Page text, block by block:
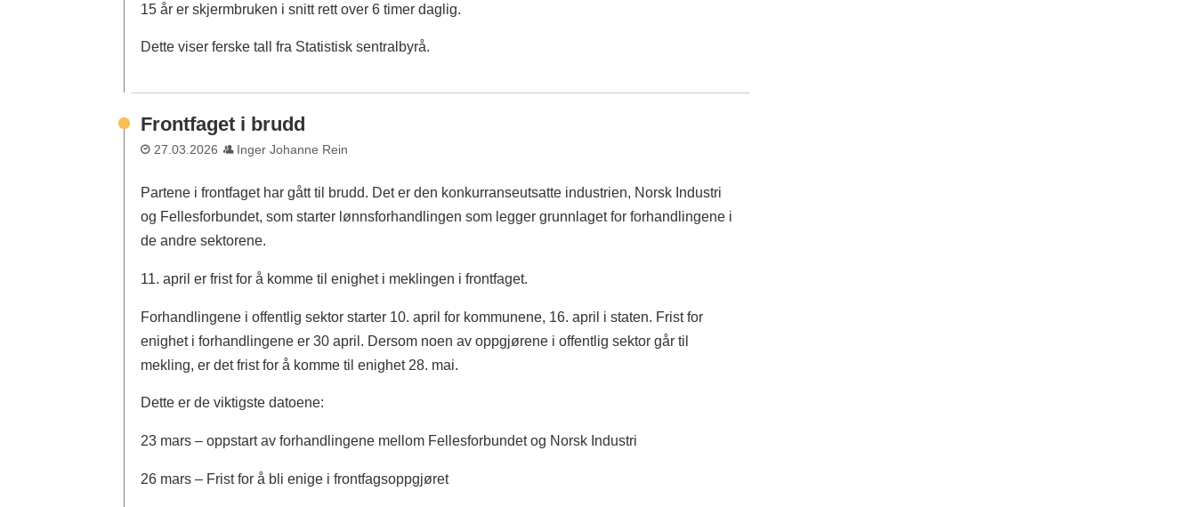
15 år er skjermbruken i snitt rett over 6 timer daglig.
Dette viser ferske tall fra Statistisk sentralbyrå.
Frontfaget i brudd
27.03.2026 Inger Johanne Rein
Partene i frontfaget har gått til brudd. Det er den konkurranseutsatte industrien, Norsk Industri
og Fellesforbundet, som starter lønnsforhandlingen som legger grunnlaget for forhandlingene i
de andre sektorene.
11. april er frist for å komme til enighet i meklingen i frontfaget.
Forhandlingene i offentlig sektor starter 10. april for kommunene, 16. april i staten. Frist for
enighet i forhandlingene er 30 april. Dersom noen av oppgjørene i offentlig sektor går til
mekling, er det frist for å komme til enighet 28. mai.
Dette er de viktigste datoene:
23 mars – oppstart av forhandlingene mellom Fellesforbundet og Norsk Industri
26 mars – Frist for å bli enige i frontfagsoppgjøret